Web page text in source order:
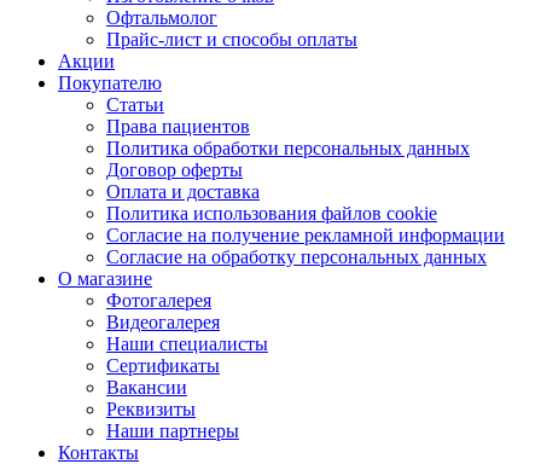
Офтальмолог
Прайс-лист и способы оплаты
Акции
Покупателю
Статьи
Права пациентов
Политика обработки персональных данных
Договор оферты
Оплата и доставка
Политика использования файлов cookie
Согласие на получение рекламной информации
Согласие на обработку персональных данных
О магазине
Фотогалерея
Видеогалерея
Наши специалисты
Сертификаты
Вакансии
Реквизиты
Наши партнеры
Контакты